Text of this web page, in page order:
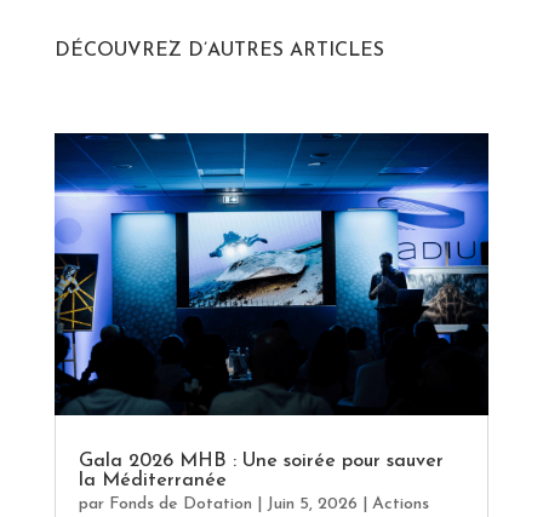
DÉCOUVREZ D’AUTRES ARTICLES
Gala 2026 MHB : Une soirée pour sauver
la Méditerranée
par Fonds de Dotation Juin 5, 2026
Actions